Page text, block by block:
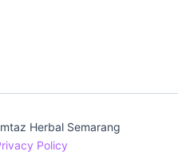
Herbal Semarang
Policy